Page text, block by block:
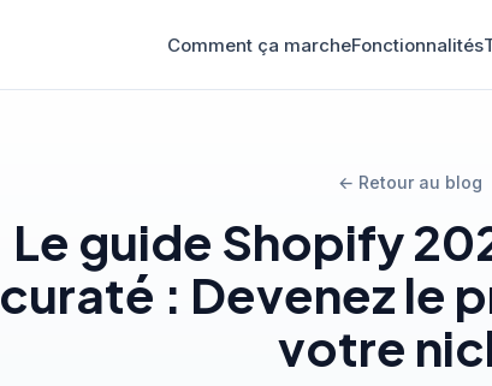
Comment ça marcheFonctionnalités
← Retour au blog
Le guide Shopify
curaté : Devenez le
votre